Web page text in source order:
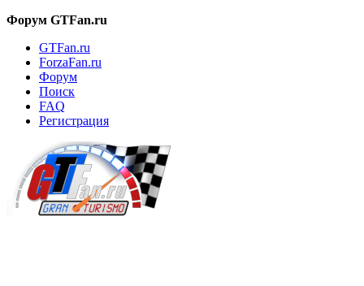
Форум GTFan.ru
GTFan.ru
ForzaFan.ru
Форум
Поиск
FAQ
Регистрация